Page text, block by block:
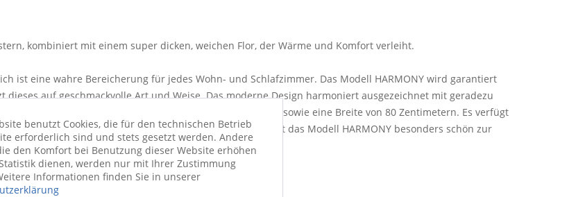
kombiniert mit einem super dicken, weichen Flor, der Wärme und Komfort verleiht.
ist eine wahre Bereicherung für jedes Wohn- und Schlafzimmer. Das Modell HARMONY wird garantiert
auf geschmackvolle Art und Weise. Das moderne Design harmoniert ausgezeichnet mit geradezu
besitzt ein Längenmaß von insgesamt 150 Zentimetern sowie eine Breite von 80 Zentimetern. Es verfügt
angenehmes Lauferlebnis. In jedem Zimmer kommt das Modell HARMONY besonders schön zur
ist ideal für Ihre vier Wände.
benutzt Cookies, die für den technischen Betrieb
erforderlich sind und stets gesetzt werden. Andere
den Komfort bei Benutzung dieser Website erhöhen
dienen, werden nur mit Ihrer Zustimmung
Informationen finden Sie in unserer